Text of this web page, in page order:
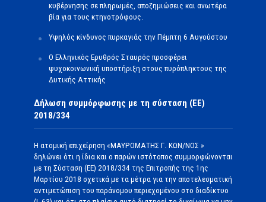
κυβέρνησης σε πληρωμές, αποζημιώσεις και ανωτέρα
βία για τους κτηνοτρόφους.
Υψηλός κίνδυνος πυρκαγιάς την Πέμπτη 6 Αυγούστου
Ο Ελληνικός Ερυθρός Σταυρός προσφέρει
ψυχοκοινωνική υποστήριξη στους πυρόπληκτους της
Δυτικής Αττικής
Δήλωση συμμόρφωσης με τη σύσταση (ΕΕ)
2018/334
Η ατομική επιχείρηση «ΜΑΥΡΟΜΑΤΗΣ Γ. ΚΩΝ/ΝΟΣ »
δηλώνει ότι η ίδια και ο παρών ιστότοπος συμμορφώνονται
με τη Σύσταση (ΕΕ) 2018/334 της Επιτροπής της 1ης
Μαρτίου 2018 σχετικά με τα μέτρα για την αποτελεσματική
αντιμετώπιση του παράνομου περιεχομένου στο διαδίκτυο